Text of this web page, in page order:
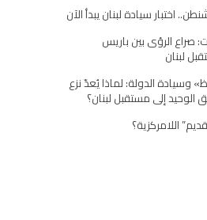
اختبار سيادة لبنان يبدأ الآن
صراع الرؤى بين باريس
لبنان
وسيادة الدولة: لماذا يُعدّ نزع
الوحيد إلى مستقبل لبنان؟
اللامركزية؟